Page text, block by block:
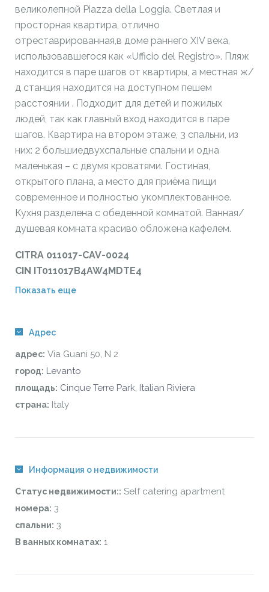
великолепной Piazza della Loggia. Светлая и
просторная квартира, отлично
отреставрированная,в доме раннего XIV века,
использовавшегося как «Ufficio del Registro». Пляж
находится в паре шагов от квартиры, а местная ж/
д станция находится на доступном пешем
расстоянии . Подходит для детей и пожилых
людей, так как главный вход находится в паре
шагов. Квартира на втором этаже, 3 спальни, из
них: 2 большиедвухспальные спальни и одна
маленькая – с двумя кроватями. Гостиная,
открытого плана, а место для приёма пищи
современное и полностью укомплектованное.
Кухня разделена с обеденной комнатой. Ванная/
душевая комната красиво обложена кафелем.
CITRA 011017-CAV-0024
CIN IT011017B4AW4MDTE4
Показать еще
Адрес
адрес: Via Guani 50, N 2
город: Levanto
площадь: Cinque Terre Park, Italian Riviera
страна: Italy
Информация о недвижимости
Статус недвижимости:: Self catering apartment
номера: 3
спальни: 3
В ванных комнатах: 1